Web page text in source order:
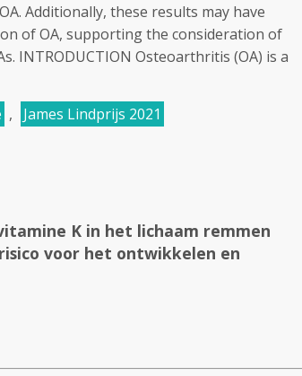
Additionally, these results may have
of OA, supporting the consideration of
INTRODUCTION Osteoarthritis (OA) is a
, James Lindprijs 2021
K in het lichaam remmen
voor het ontwikkelen en